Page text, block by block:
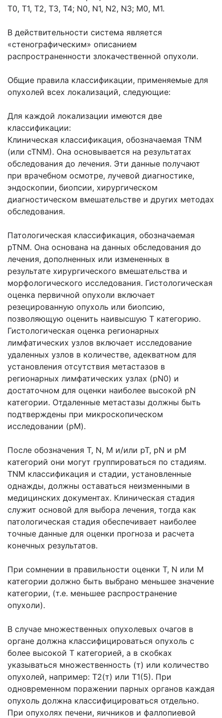
Т0, Т1, Т2, Т3, Т4; N0, N1, N2, N3; M0, M1.
В действительности система является
«стенографическим» описанием
распространенности злокачественной опухоли.
Общие правила классификации, применяемые для
опухолей всех локализаций, следующие:
Для каждой локализации имеются две
классификации:
Клиническая классификация, обозначаемая TNM
(или cTNM). Она основывается на результатах
обследования до лечения. Эти данные получают
при врачебном осмотре, лучевой диагностике,
эндоскопии, биопсии, хирургическом
диагностическом вмешательстве и других методах
обследования.
Патологическая классификация, обозначаемая
pTNM. Она основана на данных обследования до
лечения, дополненных или измененных в
результате хирургического вмешательства и
морфологического исследования. Гистологическая
оценка первичной опухоли включает
резецированную опухоль или биопсию,
позволяющую оценить наивысшую Т категорию.
Гистологическая оценка регионарных
лимфатических узлов включает исследование
удаленных узлов в количестве, адекватном для
установления отсутствия метастазов в
регионарных лимфатических узлах (pN0) и
достаточном для оценки наиболее высокой pN
категории. Отдаленные метастазы должны быть
подтверждены при микроскопическом
исследовании (рМ).
После обозначения Т, N, М и/или рТ, pN и рМ
категорий они могут группироваться по стадиям.
TNM классификация и стадии, установленные
однажды, должны оставаться неизменными в
медицинских документах. Клиническая стадия
служит основой для выбора лечения, тогда как
патологическая стадия обеспечивает наиболее
точные данные для оценки прогноза и расчета
конечных результатов.
При сомнении в правильности оценки Т, N или М
категории должно быть выбрано меньшее значение
категории, (т.е. меньшее распространение
опухоли).
В случае множественных опухолевых очагов в
органе должна классифицироваться опухоль с
более высокой Т категорией, а в скобках
указываться множественность (т) или количество
опухолей, например: Т2(т) или Т1(5). При
одновременном поражении парных органов каждая
опухоль должна классифицироваться отдельно.
При опухолях печени, яичников и фаллопиевой